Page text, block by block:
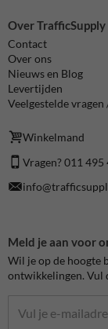
Over TrafficSupply
Contact
Over ons
Nieuws en Blog
Levertijden
Veelgestelde vragen
Winkelmand
Vragen? 011 495
Meld je aan voor
Wil je op de hoogte
ontwikkelingen. Vul